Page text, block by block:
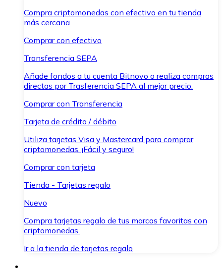
Compra criptomonedas con efectivo en tu tienda
más cercana.
Comprar con efectivo
Transferencia SEPA
Añade fondos a tu cuenta Bitnovo o realiza compras
directas por Trasferencia SEPA al mejor precio.
Comprar con Transferencia
Tarjeta de crédito / débito
Utiliza tarjetas Visa y Mastercard para comprar
criptomonedas. ¡Fácil y seguro!
Comprar con tarjeta
Tienda - Tarjetas regalo
Nuevo
Compra tarjetas regalo de tus marcas favoritas con
criptomonedas.
Ir a la tienda de tarjetas regalo